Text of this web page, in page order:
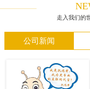
走入我们的
公司新闻